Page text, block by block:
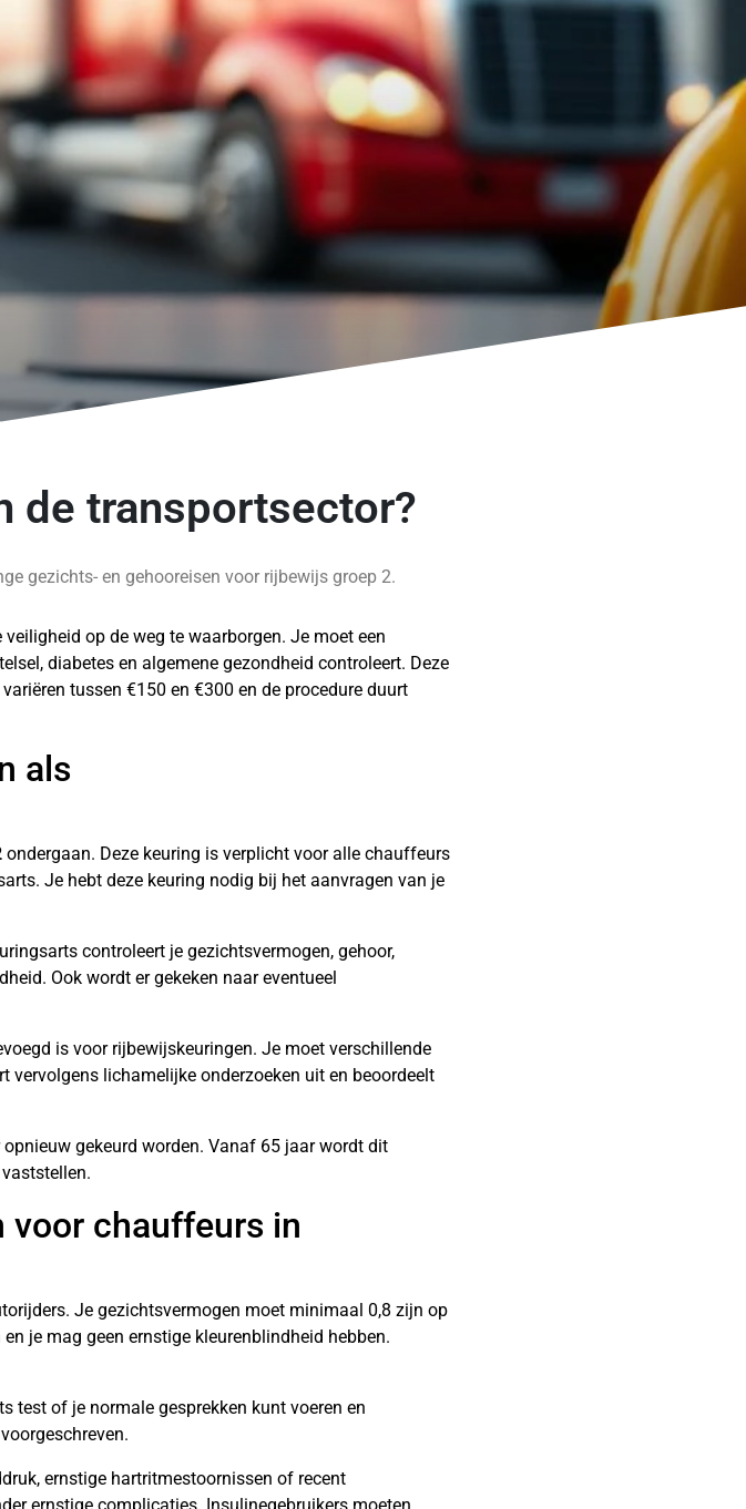
de transportsector?
gezichts- en gehooreisen voor rijbewijs groep 2.
op de weg te waarborgen. Je moet een
diabetes en algemene gezondheid controleert. Deze
tussen €150 en €300 en de procedure duurt
als
ondergaan. Deze keuring is verplicht voor alle chauffeurs
Je hebt deze keuring nodig bij het aanvragen van je
controleert je gezichtsvermogen, gehoor,
Ook wordt er gekeken naar eventueel
is voor rijbewijskeuringen. Je moet verschillende
vervolgens lichamelijke onderzoeken uit en beoordeelt
gekeurd worden. Vanaf 65 jaar wordt dit
voor chauffeurs in
Je gezichtsvermogen moet minimaal 0,8 zijn op
je mag geen ernstige kleurenblindheid hebben.
test of je normale gesprekken kunt voeren en
ernstige hartritmestoornissen of recent